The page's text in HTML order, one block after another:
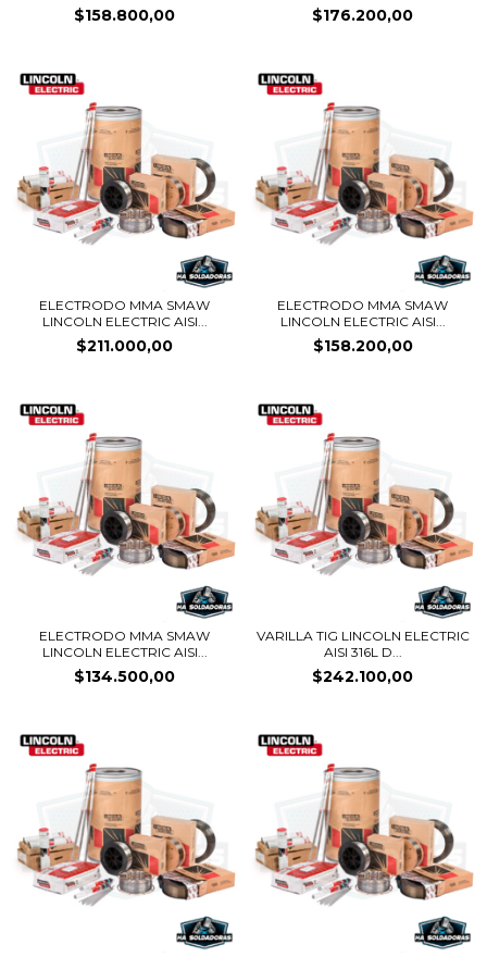
$158.800,00 $176.200,00
ELECTRODO MMA SMAW
LINCOLN ELECTRIC AISI...
$211.000,00
ELECTRODO MMA SMAW
LINCOLN ELECTRIC AISI...
$158.200,00
ELECTRODO MMA SMAW
LINCOLN ELECTRIC AISI...
$134.500,00
VARILLA TIG LINCOLN ELECTRIC
AISI 316L D...
$242.100,00